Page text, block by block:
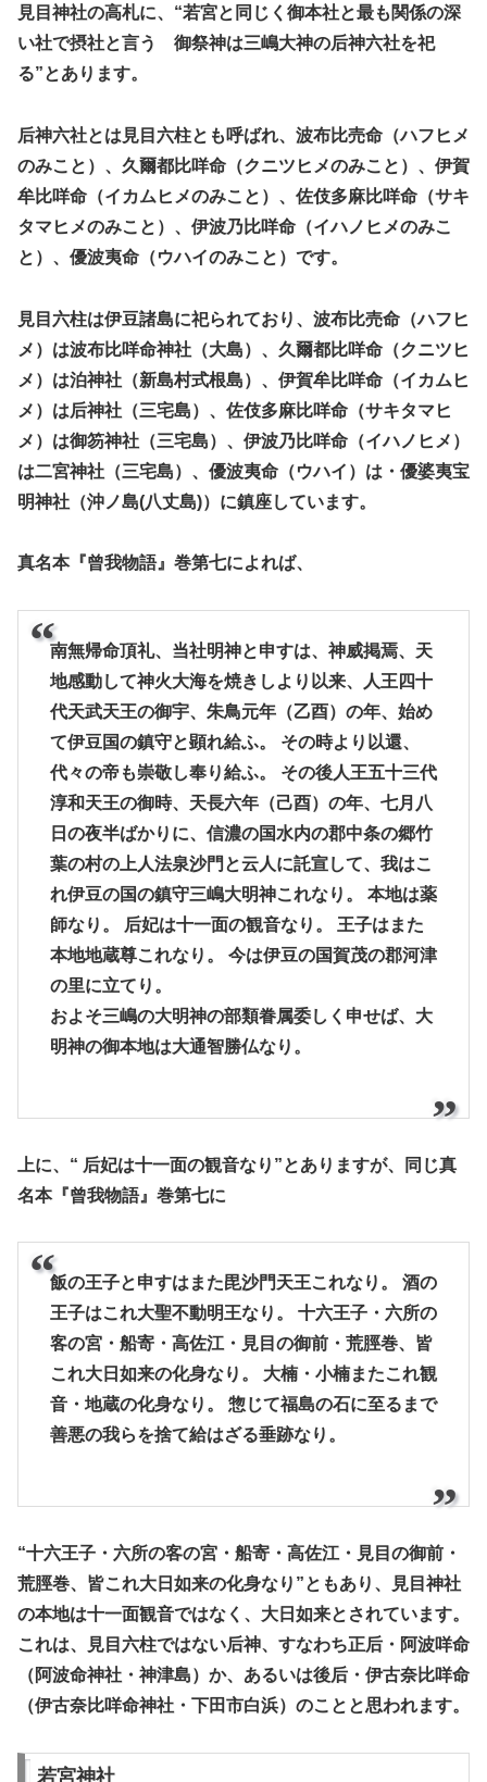
見目神社の高札に、“若宮と同じく御本社と最も関係の深
い社で摂社と言う 御祭神は三嶋大神の后神六社を祀
る”とあります。
后神六社とは見目六柱とも呼ばれ、波布比売命（ハフヒメ
のみこと）、久爾都比咩命（クニツヒメのみこと）、伊賀
牟比咩命（イカムヒメのみこと）、佐伎多麻比咩命（サキ
タマヒメのみこと）、伊波乃比咩命（イハノヒメのみこ
と）、優波夷命（ウハイのみこと）です。
見目六柱は伊豆諸島に祀られており、波布比売命（ハフヒ
メ）は波布比咩命神社（大島）、久爾都比咩命（クニツヒ
メ）は泊神社（新島村式根島）、伊賀牟比咩命（イカムヒ
メ）は后神社（三宅島）、佐伎多麻比咩命（サキタマヒ
メ）は御笏神社（三宅島）、伊波乃比咩命（イハノヒメ）
は二宮神社（三宅島）、優波夷命（ウハイ）は・優婆夷宝
明神社（沖ノ島(八丈島)）に鎮座しています。
真名本『曾我物語』巻第七によれば、
南無帰命頂礼、当社明神と申すは、神威掲焉、天
地感動して神火大海を焼きしより以来、人王四十
代天武天王の御宇、朱鳥元年（乙酉）の年、始め
て伊豆国の鎮守と顕れ給ふ。 その時より以還、
代々の帝も崇敬し奉り給ふ。 その後人王五十三代
淳和天王の御時、天長六年（己酉）の年、七月八
日の夜半ばかりに、信濃の国水内の郡中条の郷竹
葉の村の上人法泉沙門と云人に託宣して、我はこ
れ伊豆の国の鎮守三嶋大明神これなり。 本地は薬
師なり。 后妃は十一面の観音なり。 王子はまた
本地地蔵尊これなり。 今は伊豆の国賀茂の郡河津
の里に立てり。
およそ三嶋の大明神の部類眷属委しく申せば、大
明神の御本地は大通智勝仏なり。
上に、“ 后妃は十一面の観音なり”とありますが、同じ真
名本『曾我物語』巻第七に
飯の王子と申すはまた毘沙門天王これなり。 酒の
王子はこれ大聖不動明王なり。 十六王子・六所の
客の宮・船寄・高佐江・見目の御前・荒脛巻、皆
これ大日如来の化身なり。 大楠・小楠またこれ観
音・地蔵の化身なり。 惣じて福島の石に至るまで
善悪の我らを捨て給はざる垂跡なり。
“十六王子・六所の客の宮・船寄・高佐江・見目の御前・
荒脛巻、皆これ大日如来の化身なり”ともあり、見目神社
の本地は十一面観音ではなく、大日如来とされています。
これは、見目六柱ではない后神、すなわち正后・阿波咩命
（阿波命神社・神津島）か、あるいは後后・伊古奈比咩命
（伊古奈比咩命神社・下田市白浜）のことと思われます。
若宮神社